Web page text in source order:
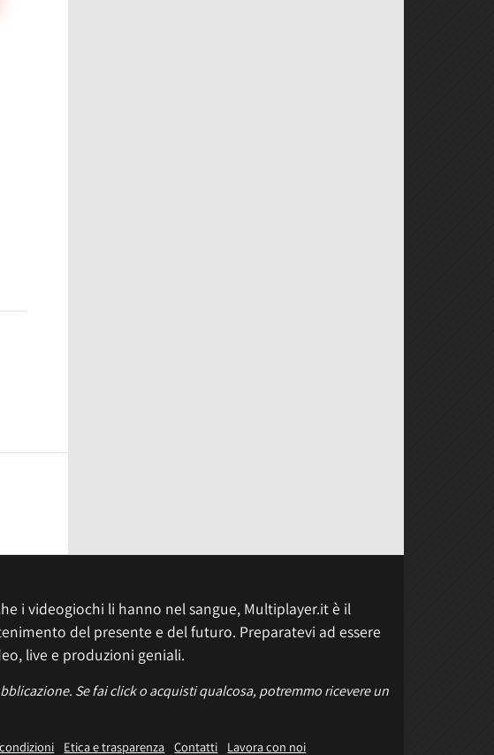
i videogiochi li hanno nel sangue, Multiplayer.it è il
del presente e del futuro. Preparatevi ad essere
live e produzioni geniali.
Se fai click o acquisti qualcosa, potremmo ricevere un
Etica e trasparenza Contatti Lavora con noi